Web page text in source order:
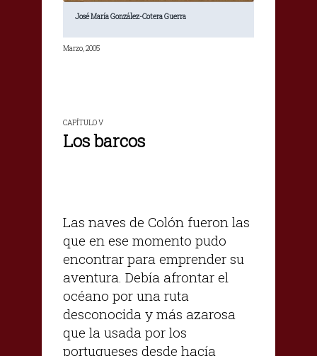
José María González-Cotera Guerra
Marzo, 2005
CAPÍTULO V
Los barcos
Las naves de Colón fueron las
que en ese momento pudo
encontrar para emprender su
aventura. Debía afrontar el
océano por una ruta
desconocida y más azarosa
que la usada por los
portugueses desde hacía